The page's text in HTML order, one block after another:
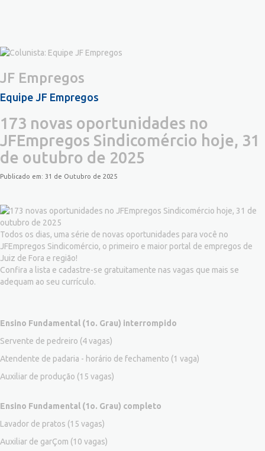
JF Empregos
Equipe JF Empregos
173 novas oportunidades no
JFEmpregos Sindicomércio hoje, 31
de outubro de 2025
Publicado em: 31 de Outubro de 2025
Todos os dias, uma série de novas oportunidades para você no
JFEmpregos Sindicomércio, o primeiro e maior portal de empregos de
Juiz de Fora e região!
Confira a lista e cadastre-se gratuitamente nas vagas que mais se
adequam ao seu currículo.
Ensino Fundamental (1o. Grau) interrompido
Servente de pedreiro (4 vagas)
Atendente de padaria - horário de fechamento (1 vaga)
Auxiliar de produção (15 vagas)
Ensino Fundamental (1o. Grau) completo
Lavador de pratos (15 vagas)
Auxiliar de garÇom (10 vagas)